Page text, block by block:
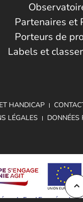
Partenaires et
Porteurs de
Labels et
HANDICAP
LÉGALES
DONNÉES
par le Fond Européen de